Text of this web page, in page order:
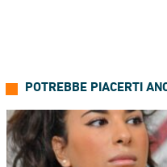
POTREBBE PIACERTI